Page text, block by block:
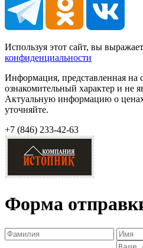
Используя этот сайт, вы
конфиденциальности
Информация, представленная на
ознакомительный характер и не
Актуальную информацию о
уточняйте.
+7 (846) 233-42-63
Форма